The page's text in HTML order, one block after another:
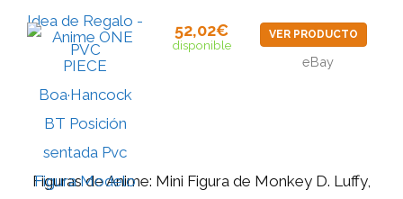
52,02€
disponible
VER PRODUCTO
eBay
Figuras de Anime: Mini Figura de Monkey D. Luffy,